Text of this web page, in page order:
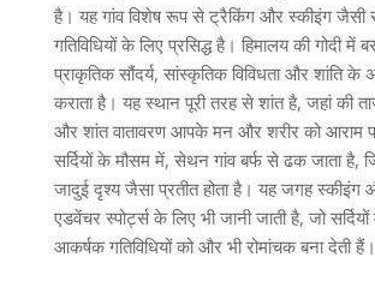
है। यह गांव विशेष रूप से ट्रैकिंग और स्कीइंग जैसी
गतिविधियों के लिए प्रसिद्ध है। हिमालय की गोदी में
प्राकृतिक सौंदर्य, सांस्कृतिक विविधता और शांति के
कराता है। यह स्थान पूरी तरह से शांत है, जहां की
और शांत वातावरण आपके मन और शरीर को आराम
सर्दियों के मौसम में, सेथन गांव बर्फ से ढक जाता है,
जादुई दृश्य जैसा प्रतीत होता है। यह जगह स्कीइंग
एडवेंचर स्पोर्ट्स के लिए भी जानी जाती है, जो
आकर्षक गतिविधियों को और भी रोमांचक बना देती हैं।